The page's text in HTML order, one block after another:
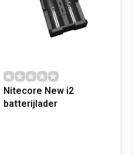
Nitecore New i2
batterijlader